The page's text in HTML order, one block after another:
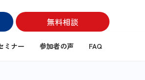
無料相談
ミナー 参加者の声 FAQ